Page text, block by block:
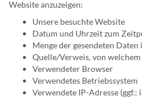
Website anzuzeigen:
Unsere besuchte Website
Datum und Uhrzeit zum
Menge der gesendeten Daten
Quelle/Verweis, von welchem
Verwendeter Browser
Verwendetes Betriebssystem
Verwendete IP-Adresse